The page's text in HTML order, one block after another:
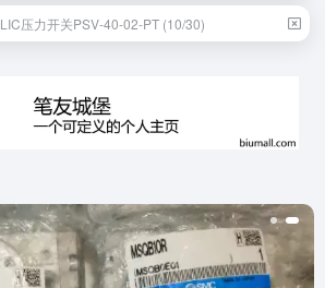
压力开关PSV-40-02-PT (10/30)